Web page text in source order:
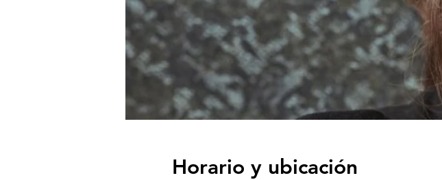
Horario y ubicación